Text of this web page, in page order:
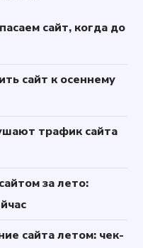
сайт, когда до
сайт к осеннему
трафик сайта
за лето:
сайта летом: чек-